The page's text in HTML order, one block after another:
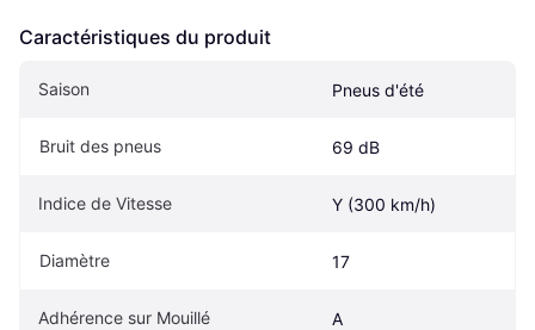
Caractéristiques du produit
Saison Pneus d'été
Bruit des pneus 69 dB
Indice de Vitesse Y (300 km/h)
Diamètre 17
Adhérence sur Mouillé A